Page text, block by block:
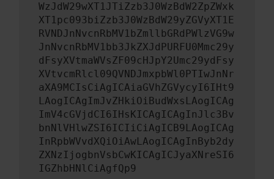
WzJdW29wXT1JTiZzb3J0WzBdW2ZpZWxk
XT1pc093biZzb3J0WzBdW29yZGVyXT1E
RVNDJnNvcnRbMV1bZmllbGRdPWlzVG9w
JnNvcnRbMV1bb3JkZXJdPURFU0Mmc29y
dFsyXVtmaWVsZF09cHJpY2Umc29ydFsy
XVtvcmRlcl09QVNDJmxpbWl0PTIwJnNr
aXA9MCIsCiAgICAiaGVhZGVycyI6IHt9
LAogICAgImJvZHkiOiBudWxsLAogICAg
ImV4cGVjdCI6IHsKICAgICAgInJlc3Bv
bnNlVHlwZSI6ICIiCiAgICB9LAogICAg
InRpbWVvdXQiOiAwLAogICAgInByb2dy
ZXNzIjogbnVsbCwKICAgICJyaXNreSI6
IGZhbHNlCiAgfQp9